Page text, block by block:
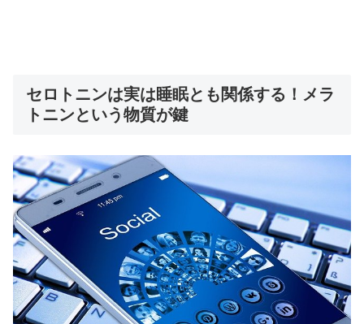
セロトニンは実は睡眠とも関係する！メラ
トニンという物質が鍵